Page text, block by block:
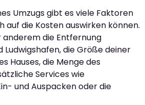
Umzugs gibt es viele Faktoren
auf die Kosten auswirken können.
anderem die Entfernung
Ludwigshafen, die Größe deiner
Hauses, die Menge des
Services wie
und Auspacken oder die